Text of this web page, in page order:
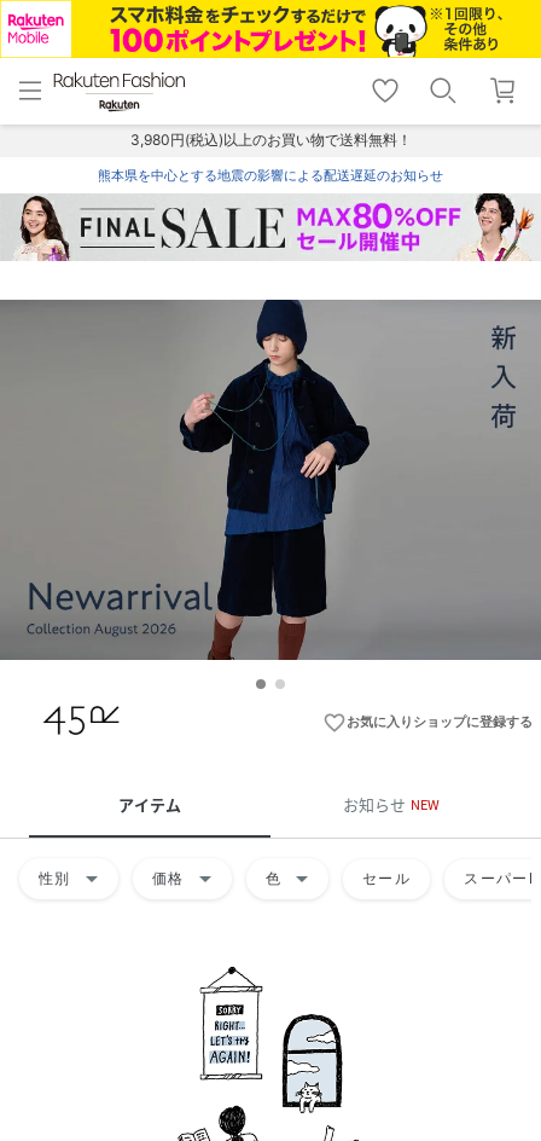
menu home
トップ
shopping_cart lock_outline
ログイン
3,980円(税込)以上のお買い物で送料無料！
熊本県を中心とする地震の影響による配送遅延のお知らせ
favorite_borderお気に入りショップに登録する
アイテム お知らせ NEW
性別 arrow_drop_down 価格 arrow_drop_down 色 arrow_drop_down セール スーパー